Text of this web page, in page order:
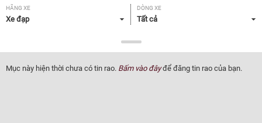
HÃNG XE
Xe đạp
DÒNG XE
Tất cả
Xe cũ
GIÁ
Tất cả
Mục này hiện thời chưa có tin rao. Bấm vào đâyđể đăng tin rao của bạn.